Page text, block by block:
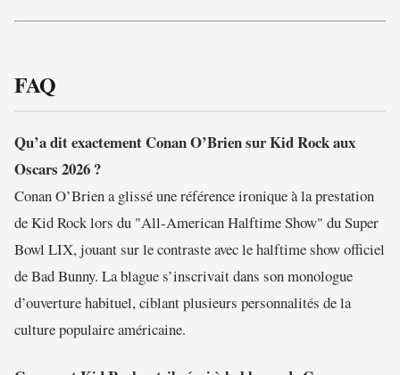
FAQ
Qu’a dit exactement Conan O’Brien sur Kid Rock aux
Oscars 2026 ?
Conan O’Brien a glissé une référence ironique à la prestation
de Kid Rock lors du "All-American Halftime Show" du Super
Bowl LIX, jouant sur le contraste avec le halftime show officiel
de Bad Bunny. La blague s’inscrivait dans son monologue
d’ouverture habituel, ciblant plusieurs personnalités de la
culture populaire américaine.